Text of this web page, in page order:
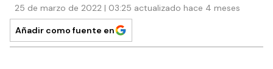
25 de marzo de 2022 | 03:25 actualizado hace 4 meses
Añadir como fuente en